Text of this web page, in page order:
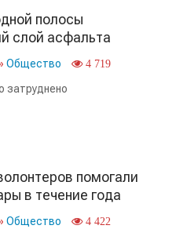
полосы
слой асфальта
Общество 4 719
затруднено
помогали
в течение года
Общество 4 422